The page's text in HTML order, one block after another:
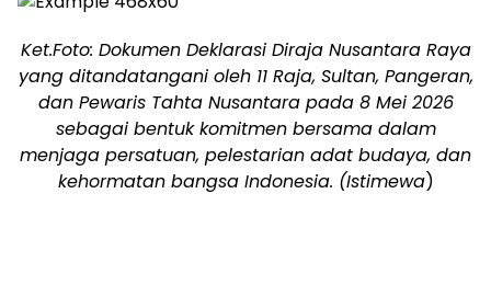
Ket.Foto: Dokumen Deklarasi Diraja Nusantara Raya
yang ditandatangani oleh 11 Raja, Sultan, Pangeran,
dan Pewaris Tahta Nusantara pada 8 Mei 2026
sebagai bentuk komitmen bersama dalam
menjaga persatuan, pelestarian adat budaya, dan
kehormatan bangsa Indonesia. (Istimewa)